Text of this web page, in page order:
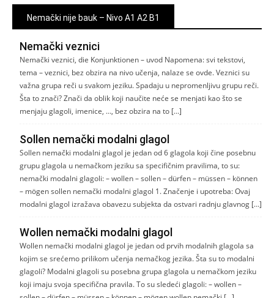
Nemački nije bauk – Nivo A1 A2 B1
Nemački veznici
Nemački veznici, die Konjunktionen – uvod Napomena: svi tekstovi,
tema – veznici, bez obzira na nivo učenja, nalaze se ovde. Veznici su
važna grupa reči u svakom jeziku. Spadaju u nepromenljivu grupu reči.
Šta to znači? Znači da oblik koji naučite neće se menjati kao što se
menjaju glagoli, imenice, …, bez obzira na to […]
Sollen nemački modalni glagol
Sollen nemački modalni glagol je jedan od 6 glagola koji čine posebnu
grupu glagola u nemačkom jeziku sa specifičnim pravilima, to su:
nemački modalni glagoli: – wollen – sollen – dürfen – müssen – können
– mögen sollen nemački modalni glagol 1. Značenje i upotreba: Ovaj
modalni glagol izražava obavezu subjekta da ostvari radnju glavnog […]
Wollen nemački modalni glagol
Wollen nemački modalni glagol je jedan od prvih modalnih glagola sa
kojim se srećemo prilikom učenja nemačkog jezika. Šta su to modalni
glagoli? Modalni glagoli su posebna grupa glagola u nemačkom jeziku
koji imaju svoja specifična pravila. To su sledeći glagoli: – wollen –